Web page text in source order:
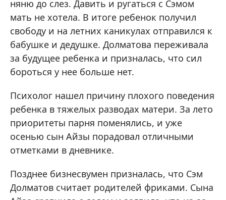
няню до слез. Давить и ругаться с Сэмом
мать не хотела. В итоге ребенок получил
свободу и на летних каникулах отправился к
бабушке и дедушке. Долматова переживала
за будущее ребенка и призналась, что сил
бороться у нее больше нет.
Психолог нашел причину плохого поведения
ребенка в тяжелых разводах матери. За лето
приоритеты парня поменялись, и уже
осенью сын Айзы порадовал отличными
отметками в дневнике.
Позднее бизнесвумен призналась, что Сэм
Долматов считает родителей фриками. Сына